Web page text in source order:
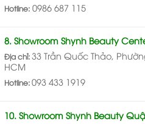
Hotline: 0986 687 115
8. Showroom Shynh Beauty
Địa chỉ:33 Trần Quốc Thảo,
HCM
Hotline:093 433 1919
10. Showroom Shynh Beauty